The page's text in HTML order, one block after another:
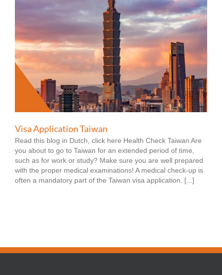
Visa Application Taiwan
Read this blog in Dutch, click here Health Check Taiwan Are
you about to go to Taiwan for an extended period of time,
such as for work or study? Make sure you are well prepared
with the proper medical examinations! A medical check-up is
often a mandatory part of the Taiwan visa application. [...]